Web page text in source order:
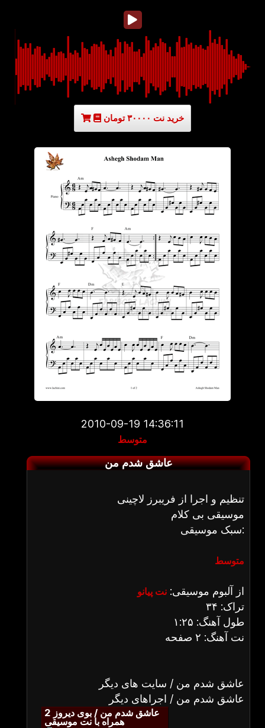
خرید نت ۳۰۰۰۰ تومان
2010-09-19 14:36:11
متوسط
عاشق شدم من
تنظیم و اجرا از فریبرز لاچینی
موسیقی بی کلام
سبک موسیقی:
متوسط
از آلبوم موسیقی: نت پیانو
تراک: ۳۴
طول آهنگ: ۱:۲۵
نت آهنگ: ۲ صفحه
عاشق شدم من / سایت های دیگر
عاشق شدم من / اجراهای دیگر
عاشق شدم من / بوی دیروز 2
همراه با نت موسیقی